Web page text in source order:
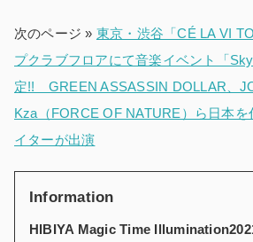
次のページ » 東京・渋谷「CÉ LA VI
プクラブフロアにて音楽イベント「
定!! GREEN ASSASSIN DOLLAR、
Kza（FORCE OF NATURE）ら日本
イターが出演
Information
HIBIYA Magic Time